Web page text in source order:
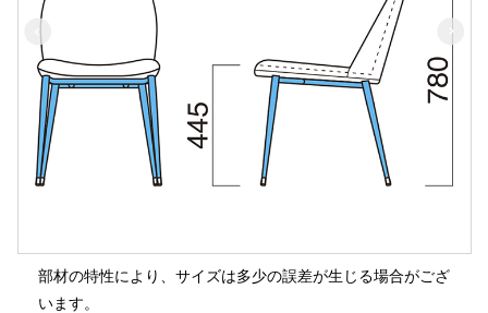
部材の特性により、サイズは多少の誤差が生じる場合がござ
います。